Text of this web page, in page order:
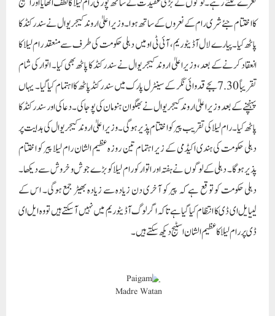
کا اختتام جئے شری رام کے نعروں کے ساتھ ہوا۔وزیر اعلیٰ اروند کیجریوال نے سندر کنڈ کا
پاٹھ کیا۔پیارے لال آڈیٹوریم، آئی ٹی او میں دہلی حکومت کی طرف سے منعقد رام لیلا کا
انعقاد کرنے کے بعد، وزیر اعلیٰ اروند کیجریوال نے سندرکنڈ کا پاٹھ بھی کیا۔ اتوار کی شام
تقریباً 7.30 بجے قدوائی نگر کے سینٹرل پارک میں سندرکنڈ پاٹھ کا اہتمام کیا گیا۔ یہاں
پہنچنے کے بعد وزیر اعلیٰ اروند کیجریوال نے بھگوان ہنومان کی پوجا کی۔دعا کی اور سندر کنڈ کا
پاٹھ کیا۔رام لیلا کی تقریب پیر کو اختتام پذیر ہوگی۔وزیر اعلیٰ اروند کیجریوال کی ہدایت پر
دہلی حکومت کی ہندی اکیڈمی کے زیر اہتمام تین روزہ عظیم الشان رام لیلا پیر کو اختتام
پذیر ہوگا۔ دہلی کے لوگوں نے ہفتہ اور اتوار کو رام لیلا کو بڑے جوش و خروش سے دیکھا۔
دہلی حکومت کو توقع ہے کہ پیر کو آخری دن زیادہ سے زیادہ بھیڑ جمع ہوگی۔ اس کے
لییایل ای ڈی کا انتظام کیا گیا ہے تاکہ اگر لوگ آڈیٹوریم میں نہیں آسکتے ہیں تو وہ ایل ای
ڈی پر رام لیلا کا عظیم الشان اسٹیج دیکھ سکتے ہیں۔